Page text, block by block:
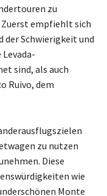
zu
empfiehlt sich
der Schwierigkeit und
sind, als auch
Ruivo, dem
zu nutzen
Diese
wie
Monte